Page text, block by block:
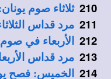
210 ثلاثاء صوم
211 مرد قداس
212 الأربعاء في صوم
213 مرد قداس
214 الخميس: فصح